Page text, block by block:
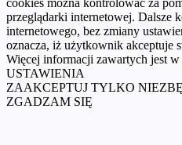
przeglądarki internetowej. Dalsze
internetowego, bez zmiany
oznacza, iż użytkownik akceptuje
Więcej informacji zawartych jest w
USTAWIENIA
ZAAKCEPTUJ TYLKO
ZGADZAM SIĘ